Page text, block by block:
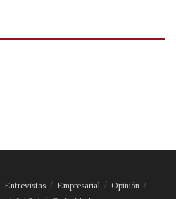
Entrevistas Empresarial
Opinión